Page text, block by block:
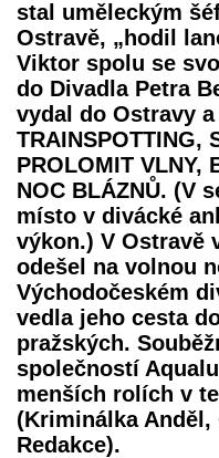
stal uměleckým
Ostravě, „hodil
Viktor spolu se
do Divadla Petra
vydal do Ostravy
TRAINSPOTTING,
PROLOMIT VLNY,
NOC BLÁZNŮ. (V
místo v divácké
výkon.) V Ostravě
odešel na volnou
Východočeském
vedla jeho cesta
pražských.
společností
menších rolích v
(Kriminálka Anděl,
Redakce).